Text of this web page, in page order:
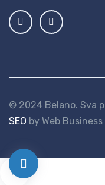
© 2024 Belano. Sva
SEO by Web